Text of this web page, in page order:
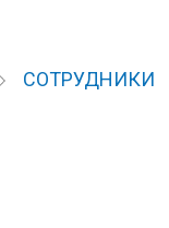
СОТРУДНИКИ